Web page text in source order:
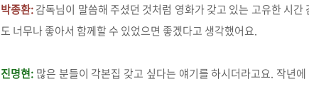
박종환:감독님이 말씀해 주셨던 것처럼 영화가 갖고 있는 고유한 시
도 너무나 좋아서 함께할 수 있었으면 좋겠다고 생각했어요.
진명현: 많은 분들이 각본집 갖고 싶다는 얘기를 하시더라고요. 작년